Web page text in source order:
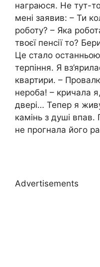
награюся. Не тут-
мені заявив: – Ти
роботу? – Яка
твоєї пенсії то?
Це стало
терпіння. Я
квартири. –
нероба! – кричала
двері… Тепер я
камінь з душі
не прогнала його
Advertisements